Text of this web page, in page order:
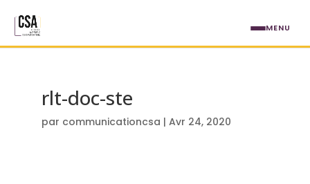
rlt-doc-ste
par communicationcsa | Avr 24, 2020
MENU